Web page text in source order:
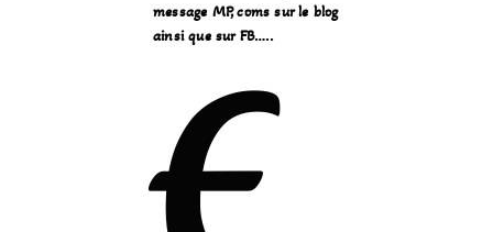
message MP, coms sur le blog
ainsi que sur FB…..